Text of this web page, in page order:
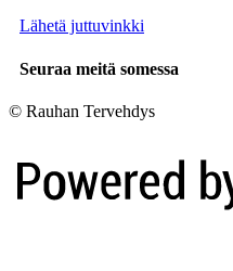
Lähetä juttuvinkki
Seuraa meitä somessa
© Rauhan Tervehdys